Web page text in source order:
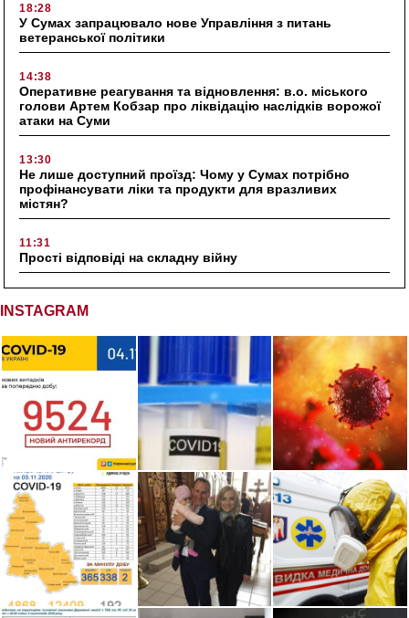
18:28
У Сумах запрацювало нове Управління з питань
ветеранської політики
14:38
Оперативне реагування та відновлення: в.о. міського
голови Артем Кобзар про ліквідацію наслідків ворожої
атаки на Суми
13:30
Не лише доступний проїзд: Чому у Сумах потрібно
профінансувати ліки та продукти для вразливих
містян?
11:31
Прості відповіді на складну війну
INSTAGRAM